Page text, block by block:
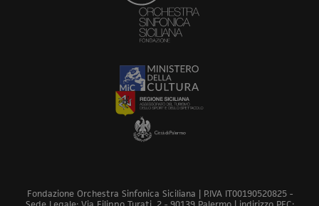
Fondazione Orchestra Sinfonica Siciliana | P.IVA IT00190520825 -